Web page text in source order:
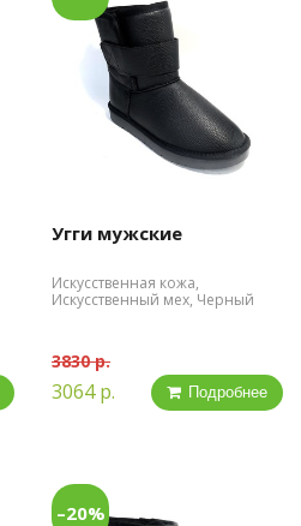
Угги мужские
Искусственная кожа,
Искусственный мех, Черный
3830 р.
3064 р. Подробнее
–20%